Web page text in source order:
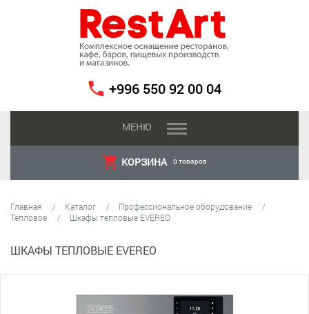
+996 550 92 00 04
МЕНЮ
КОРЗИНА 0 товаров
Главная Каталог
Профессиональное оборудование
Тепловое
Шкафы тепловые EVEREO
ШКАФЫ ТЕПЛОВЫЕ EVEREO